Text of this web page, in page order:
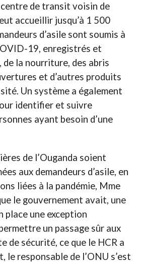
de transit voisin de
accueillir jusqu’à 1 500
d’asile sont soumis à
19, enregistrés et
de la nourriture, des abris
et d’autres produits
Un système a également
identifier et suivre
ayant besoin d’une
de l’Ouganda soient
aux demandeurs d’asile, en
liées à la pandémie, Mme
le gouvernement avait, une
place une exception
un passage sûr aux
de sécurité, ce que le HCR a
le responsable de l’ONU s’est